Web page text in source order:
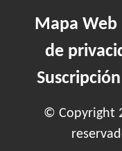
Mapa Web
de
Suscripción
© Copyright